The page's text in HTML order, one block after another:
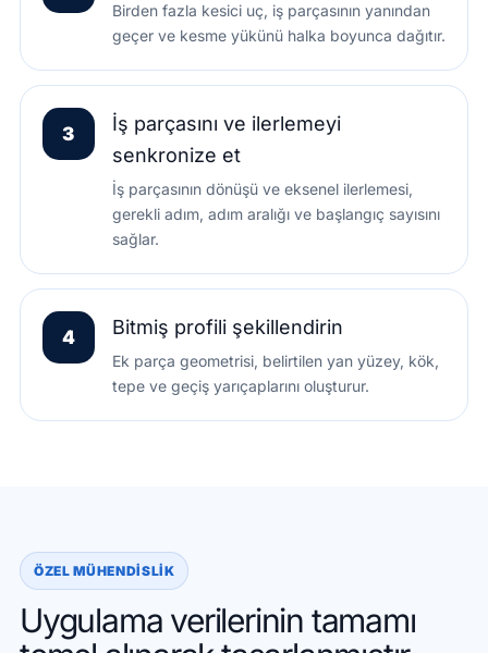
Birden fazla kesici uç, iş parçasının yanından
geçer ve kesme yükünü halka boyunca dağıtır.
3
İş parçasını ve ilerlemeyi
senkronize et
İş parçasının dönüşü ve eksenel ilerlemesi,
gerekli adım, adım aralığı ve başlangıç sayısını
sağlar.
4 Bitmiş profili şekillendirin
Ek parça geometrisi, belirtilen yan yüzey, kök,
tepe ve geçiş yarıçaplarını oluşturur.
ÖZEL MÜHENDISLIK
Uygulama verilerinin tamamı